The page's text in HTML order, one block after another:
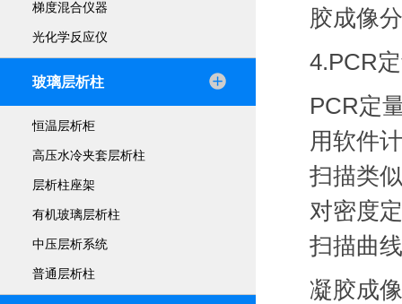
梯度混合仪器
光化学反应仪
玻璃层析柱
恒温层析柜
高压水冷夹套层析柱
层析柱座架
有机玻璃层析柱
中压层析系统
普通层析柱
胶成像
4.PCR
PCR定
用软件
扫描类
对密度
扫描曲
凝胶成